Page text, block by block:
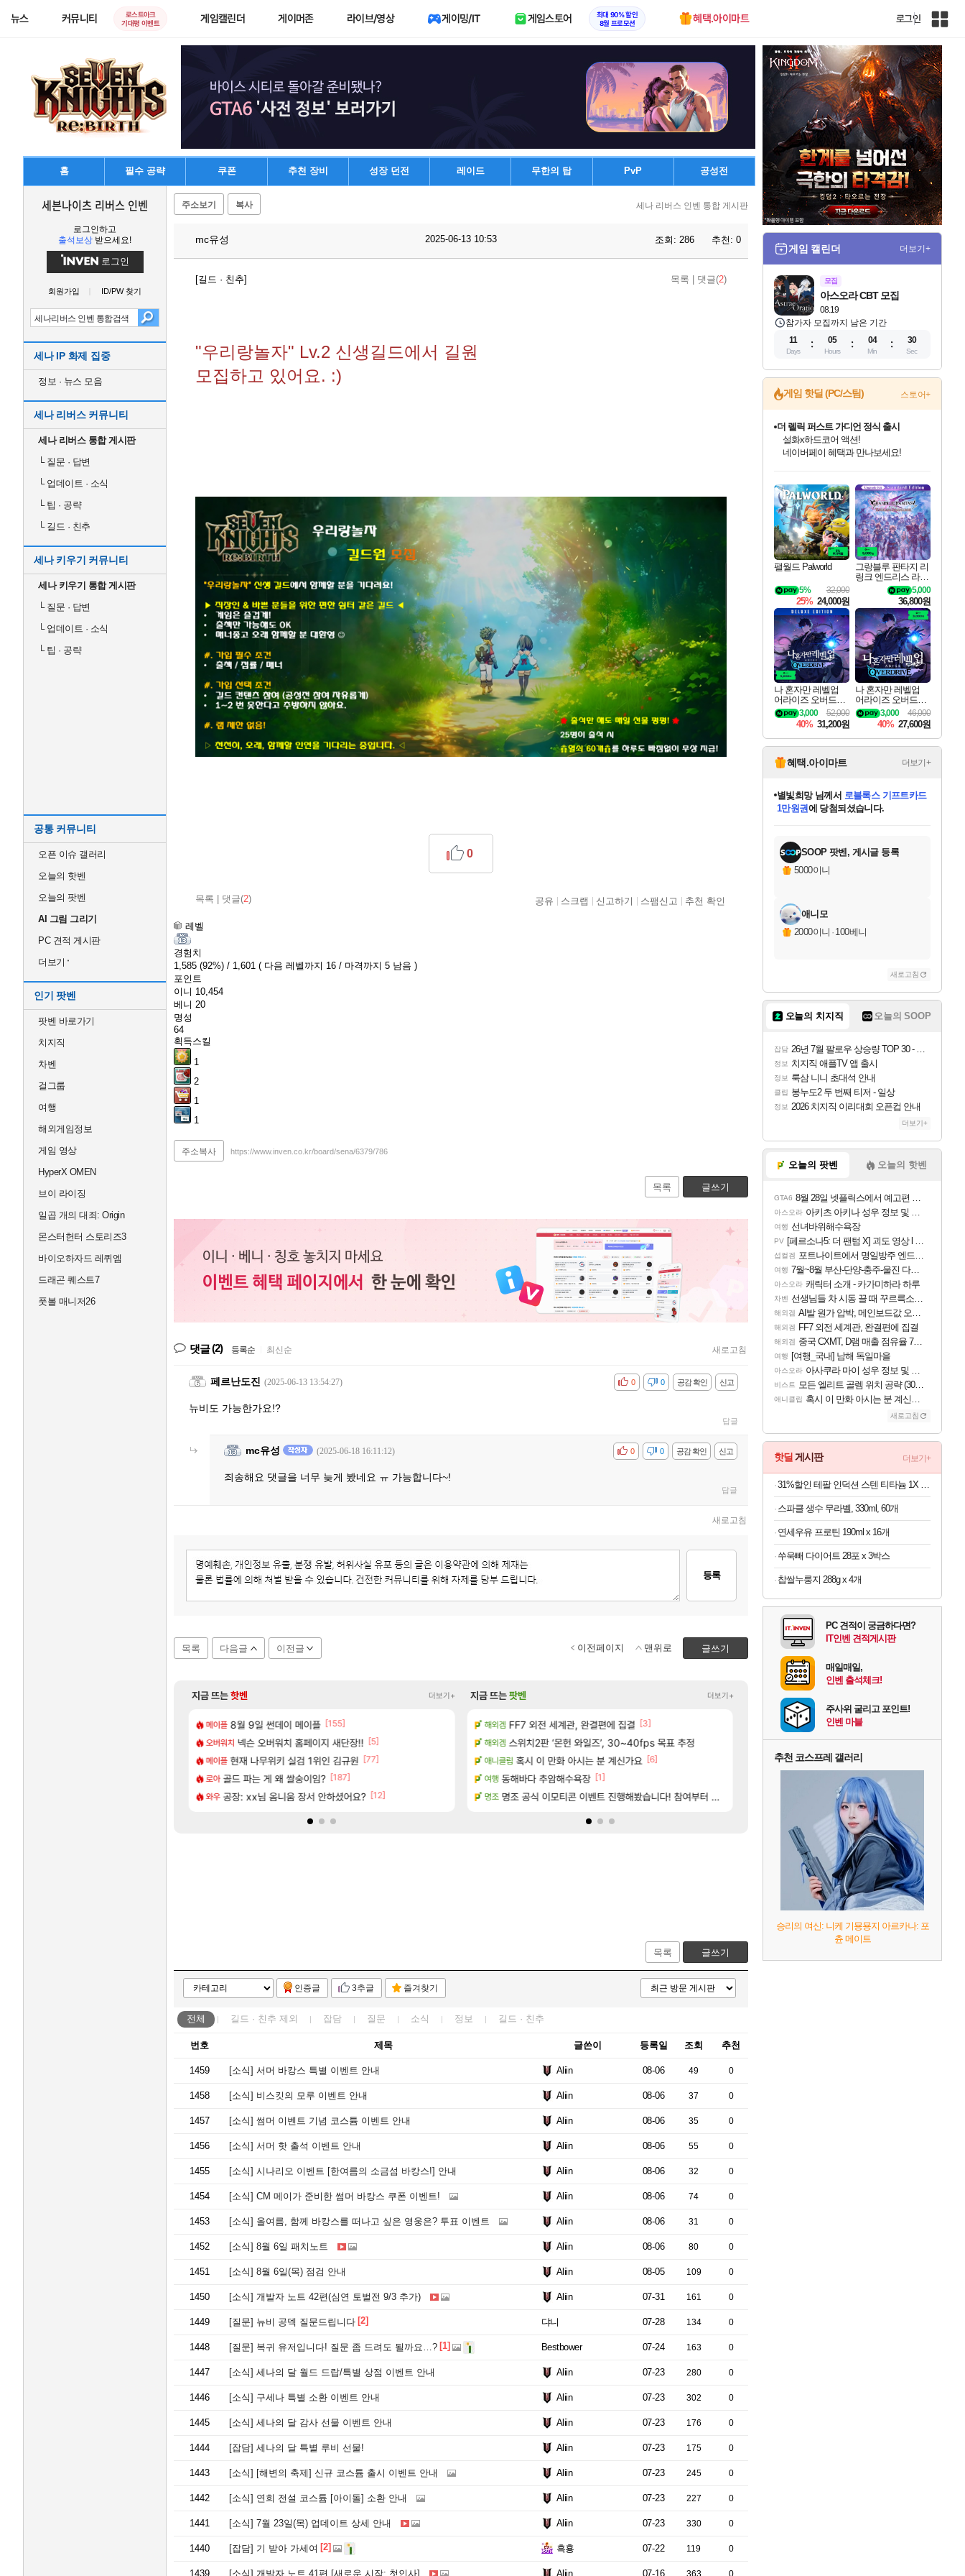
뉴스 커뮤니티
로스트아크
기대평 이벤트
게임캘린더 게이머존 라이브/영상 게이밍/IT 게임스토어
최대 90% 할인
8월 프로모션
혜택.아이마트 로그인
인
전
체
사
이
트
맵
홈 필수 공략 쿠폰 추천 장비 성장 던전 레이드 무한의 탑 PvP 공성전
세븐나이츠 리버스 인벤
로그인하고
출석보상 받으세요!
로그인
회원가입 ID/PW 찾기
세나 IP 화제 집중
정보 · 뉴스 모음
세나 리버스 커뮤니티
세나 리버스 통합 게시판
└질문 · 답변
└업데이트 · 소식
└팁 · 공략
└길드 · 친추
세나 키우기 커뮤니티
세나 키우기 통합 게시판
└질문 · 답변
└업데이트 · 소식
└팁 · 공략
공통 커뮤니티
오픈 이슈 갤러리
오늘의 핫벤
오늘의 팟벤
AI 그림 그리기
PC 견적 게시판
더보기
인기 팟벤
팟벤 바로가기
치지직
차벤
걸그룹
여행
해외게임정보
게임 영상
HyperX OMEN
브이 라이징
일곱 개의 대죄: Origin
몬스터헌터 스토리즈3
바이오하자드 레퀴엠
드래곤 퀘스트7
풋볼 매니저26
주소보기 복사 세나 리버스 인벤 통합 게시판
mc유성 2025-06-13 10:53 조회: 286 추천: 0
[길드 · 친추] 목록 댓글(2)
"우리랑놀자" Lv.2 신생길드에서 길원
모집하고 있어요. :)
목록 | 댓글(2)
0
공유 스크랩 신고하기 스팸신고 추천 확인
레벨
경험치
1,585 (92%) / 1,601 ( 다음 레벨까지 16 / 마격까지 5 남음 )
포인트
이니 10,454
베니 20
명성
64
획득스킬
1
2
1
1
주소복사 https://www.inven.co.kr/board/sena/6379/786
목록 글쓰기
댓글(2) 등록순 최신순 새로고침
페르난도진 (2025-06-13 13:54:27) 신고
공감 확인
비공감 0
0
뉴비도 가능한가요!?
답글
mc유성 (2025-06-18 16:11:12) 신고
공감 확인
비공감 0
0
죄송해요 댓글을 너무 늦게 봤네요 ㅠ 가능합니다~!
답글
새로고침
등록
목록 다음글 이전글 글쓰기
이전페이지 맨위로
지금 뜨는핫벤 더보기+
메이플 8월 9일 썬데이 메이플 [155]
오버워치 넥슨 오버워치 홈페이지 새단장!! [5]
메이플 현재 나무위키 실검 1위인 김규원 [77]
로아 골드 파는 게 왜 쌀숭이임? [187]
와우 공장: xx님 옴니움 장서 안하셨어요? [12]
리니지M 아떨린다 한시간후면 [14]
리니지M 주말패키지가 나왔읍니다. [15]
메이플 ㅇㅂ)진짜 개웃기네 ㅋㅋ [47]
메이플 아니 뭔 샤타 안 나왔다고 진짜 화내는 사람도 있네
메이플 썬데이가 샤타가 아닌 큰 이유는 경매장 불안정때문일듯
메이플 파리바게트 본사에서 연락왔음
리니지M 근뎀 300 달성! [12]
로아 재학이형도 결국. 사과보상줬는데
메이플 역사상 최고의 약코
드디어 밝혀진 호날두 노쇼사건의 진실 ㅁㅊㄷㄷ
지금 뜨는팟벤 더보기+
아스오라 아사쿠라 마이 성우 정보 및 주요 필모
아스오라 아스오라 성우 정보 및 출연작 모음
아스오라 아키츠 아키나 성우 정보 및 주요 필모
비스트 모든 성소 위치 공략 (40개) - 귀환한 영혼 도전과제
리밋제로 프롤로그 테스트를 마치고.. (feat. 리아)
해외겜 FF7 외전 세계관, 완결편에 집결 [3]
해외겜 스위치2판 ‘몬헌 와일즈’, 30~40fps 목표 추정
애니클립 혹시 이 만화 아시는 분 계신가요 [6]
여행 동해바다 추암해수욕장 [1]
명조 명조 공식 이모티콘 이벤트 진행해봤습니다! 참여부터 추첨까지????
국내에도 이쁜곳이 많은것 같습니다
해외겜 중국 CXMT, D램 매출 점유율 7%…글로벌 4위로
해외겜 AI발 원가 압박, 메인보드값 오르나
리싱크드 1.06 패치노트 (8/5)
메모리 3사, 2027년 생산분 완판?
목록 글쓰기
인증글 3추글 즐겨찾기
전체 길드 · 친추 제외 잡담 질문 소식 정보 길드 · 친추
번호 제목 글쓴이 등록일 조회 추천
1459 [소식] 서머 바캉스 특별 이벤트 안내 Aliin 08-06 49 0
1458 [소식] 비스킷의 모루 이벤트 안내 Aliin 08-06 37 0
1457 [소식] 썸머 이벤트 기념 코스튬 이벤트 안내 Aliin 08-06 35 0
1456 [소식] 서머 핫 출석 이벤트 안내 Aliin 08-06 55 0
1455 [소식] 시나리오 이벤트 [한여름의 소금섬 바캉스!] 안내 Aliin 08-06 32 0
1454 [소식] CM 메이가 준비한 썸머 바캉스 쿠폰 이벤트! Aliin 08-06 74 0
1453 [소식] 올여름, 함께 바캉스를 떠나고 싶은 영웅은? 투표 이벤트 Aliin 08-06 31 0
1452 [소식] 8월 6일 패치노트 Aliin 08-06 80 0
1451 [소식] 8월 6일(목) 점검 안내 Aliin 08-05 109 0
1450 [소식] 개발자 노트 42편(심연 토벌전 9/3 추가) Aliin 07-31 161 0
1449 [질문] 뉴비 공덱 질문드립니다 [2] 댜니 07-28 134 0
1448 [질문] 복귀 유저입니다! 질문 좀 드려도 될까요…? [1] Bestbower 07-24 163 0
1447 [소식] 세나의 달 월드 드랍/특별 상점 이벤트 안내 Aliin 07-23 280 0
1446 [소식] 구세나 특별 소환 이벤트 안내 Aliin 07-23 302 0
1445 [소식] 세나의 달 감사 선물 이벤트 안내 Aliin 07-23 176 0
1444 [잡담] 세나의 달 특별 루비 선물! Aliin 07-23 175 0
1443 [소식] [해변의 축제] 신규 코스튬 출시 이벤트 안내 Aliin 07-23 245 0
1442 [소식] 연희 전설 코스튬 [아이돌] 소환 안내 Aliin 07-23 227 0
1441 [소식] 7월 23일(목) 업데이트 상세 안내 Aliin 07-23 330 0
1440 [잡담] 기 받아 가세여 [2] 흑횽 07-22 119 0
1439 [소식] 개발자 노트 41편 [새로운 시작: 첫인사] Aliin 07-16 363 0
게임 캘린더 더보기+
모집
08.19
아스오라 CBT 모집
참가자 모집까지 남은 기간
11
Days
05
Hours
04
Min
29
Sec
게임 핫딜 (PC/스팀) 스토어+
최대 90% 할인가를 만나보세요!
네이버혜택과 함께 만나보세요!
50%할인&추가 적립까지!
네이버 포인트 혜택까지!
이니&베니 혜택까지!
네이버 혜택가와 함께 예약하세요!
할인&네이버혜택으로 만나보세요!
더 렐릭 퍼스트 가디언 정식 출시
설화x하드코어 액션!
네이버페이 혜택과 만나보세요!
40주년 프로모션으로 만나보세요!
할인가에 만나보세요!
일부 에디션 상시 할인!
혜택으로 예약 판매 중
편안하게 충전하세요
팰월드 Palworld
32,000
5%
25% 24,000원
그랑블루 판타지 리
링크 엔드리스 라그
나로크 업그레이드
킷 Granblue Fantasy
Relink Endless Ragn
arok Upgrade Kit DL
C
5,000
36,800원
나 혼자만 레벨업
어라이즈 오버드라
이브 디럭스 에디션
Solo Leveling Arise
Overdrive Deluxe Edi
tion
52,000
3,000
40% 31,200원
나 혼자만 레벨업
어라이즈 오버드라
이브 Solo Leveling A
rise
46,000
3,000
40% 27,600원
혜택.아이마트 더보기+
교환.
당첨되셨습니다.
당첨되셨습니다.
당첨되셨습니다.
별빛희망님께서 로블록스 기프트카드
1만원권에 당첨되셨습니다.
당첨되셨습니다.
당첨되셨습니다.
당첨되셨습니다.
당첨되셨습니다.
에디션 (스팀코드) 를 교환.
당첨되셨습니다.
SOOP 팟벤, 게시글 등록
5000이니
애니모
2000이니 · 100베니
새로고침
오늘의 치지직 오늘의 SOOP
잡담 26년 7월 팔로우 상승량 TOP 30 - 월간 치지직
정보 치지직 애플TV 앱 출시
정보 룩삼 니니 초대석 안내
클립 봉누도2 두 번째 티저 - 일상
정보 2026 치지직 이리대회 오픈컵 안내
더보기+
오늘의 팟벤 오늘의 핫벤
GTA6 8월 28일 넷플릭스에서 예고편 공개 예정
아스오라 아키츠 아키나 성우 정보 및 주요 필모
여행 선녀바위해수욕장
PV [페르소나5: 더 팬텀 X] 괴도 영상 l 타카마키 안·댄싱 스타
섭컬겜 포트나이트에서 명일방주 엔드필드 [펠리카] 판매 예정
여행 7월~8월 부산-단양-충주-울진 다녀왔어요~
아스오라 캐릭터 소개 - 카가미하라 하루
차벤 선생님들 차 시동 끌 때 꾸르륵소리나는데
해외겜 AI발 원가 압박, 메인보드값 오르나
해외겜 FF7 외전 세계관, 완결편에 집결
해외겜 중국 CXMT, D램 매출 점유율 7%…글로벌 4위로 부상
여행 [여행_국내] 남해 독일마을
아스오라 아사쿠라 마이 성우 정보 및 주요 필모
비스트 모든 엘리트 골렘 위치 공략 (30개) - 방랑 결투가
애니클립 혹시 이 만화 아시는 분 계신가요
새로고침
핫딜 게시판 더보기+
31%할인 테팔 인덕션 스텐 티타늄 1X 디네토 프라이팬 28CM
스파클 생수 무라벨, 330ml, 60개
연세우유 프로틴 190ml x 16개
쑤욱빼 다이어트 28포 x 3박스
찹쌀누룽지 288g x 4개
PC 견적이 궁금하다면?
IT인벤 견적게시판
매일매일,
인벤 출석체크!
주사위 굴리고 포인트!
인벤 마블
추천 코스프레 갤러리
승리의 여신: 니케 기묭묭지 아르카나: 포
츈 메이트